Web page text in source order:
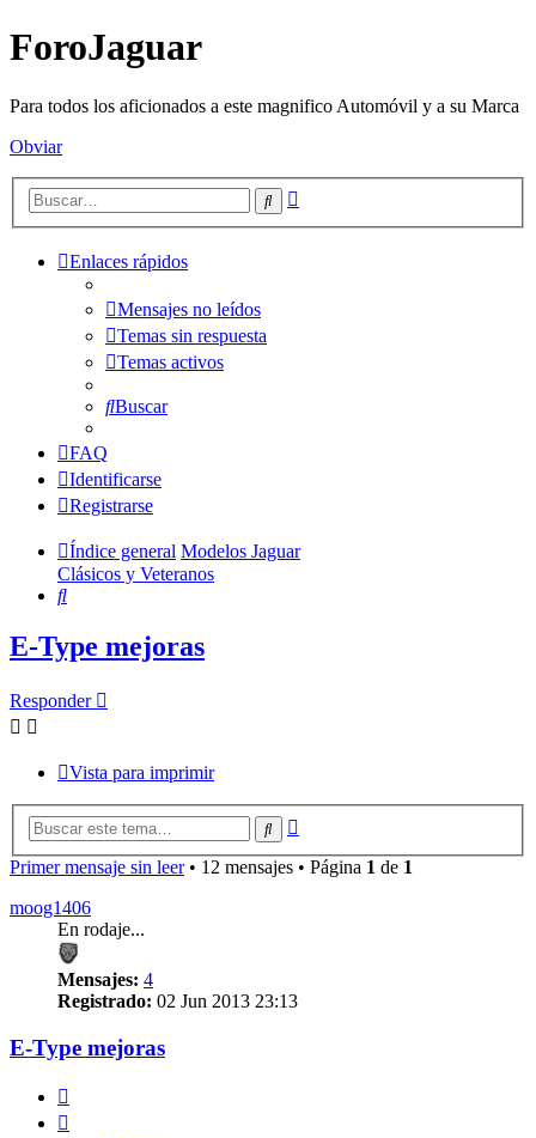
ForoJaguar
Para todos los aficionados a este magnifico Automóvil y a su Marca
Obviar
Buscar
Enlaces rápidos
Mensajes no leídos
Temas sin respuesta
Temas activos
Buscar
FAQ
Identificarse
Registrarse
Índice general Modelos Jaguar
Clásicos y Veteranos
Buscar
E-Type mejoras
Responder
Vista para imprimir
Buscar
Primer mensaje sin leer• 12 mensajes • Página 1 de 1
moog1406
En rodaje...
Mensajes: 4
Registrado: 02 Jun 2013 23:13
E-Type mejoras